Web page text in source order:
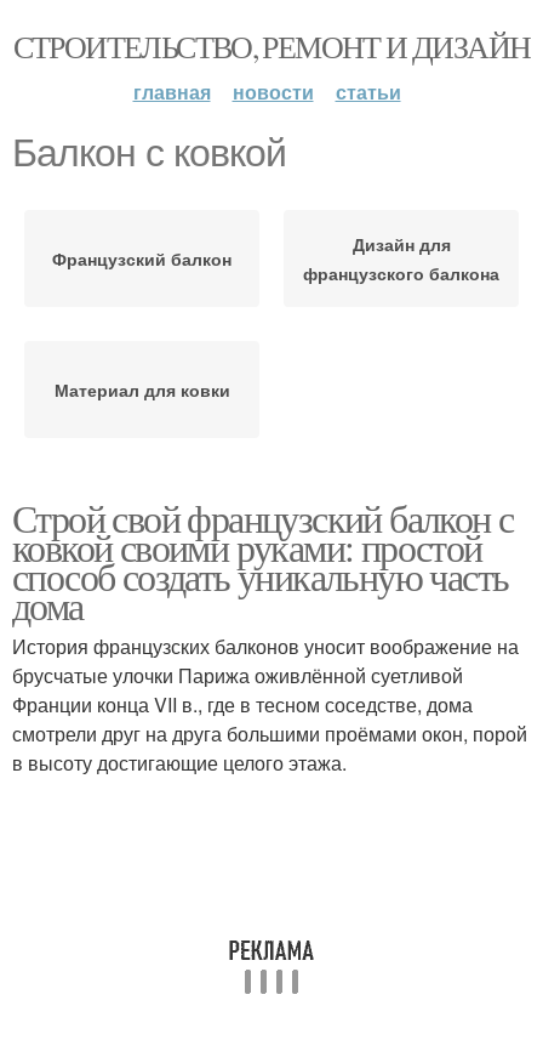
СТРОИТЕЛЬСТВО, РЕМОНТ И ДИЗАЙН
главная новости статьи
Балкон с ковкой
Французский балкон
Дизайн для
французского балкона
Материал для ковки
Строй свой французский балкон с
ковкой своими руками: простой
способ создать уникальную часть
дома
История французских балконов уносит воображение на
брусчатые улочки Парижа оживлённой суетливой
Франции конца VII в., где в тесном соседстве, дома
смотрели друг на друга большими проёмами окон, порой
в высоту достигающие целого этажа.